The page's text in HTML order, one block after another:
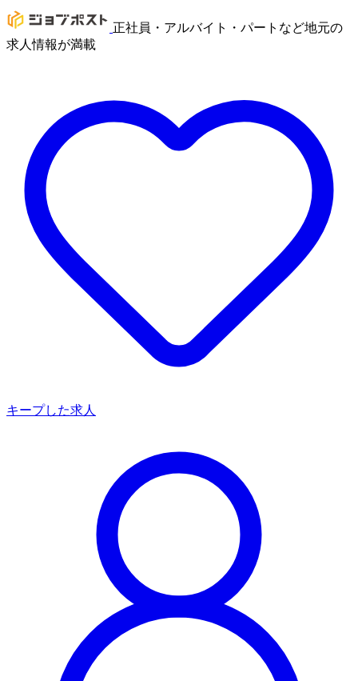
正社員・アルバイト・パートなど地元の
求人情報が満載
キープした求人